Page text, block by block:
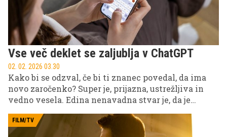
Vse več deklet se zaljublja v ChatGPT
02. 02. 2026 03.30
Kako bi se odzval, če bi ti znanec povedal, da ima
novo zaročenko? Super je, prijazna, ustrežljiva in
vedno vesela. Edina nenavadna stvar je, da je
FILM/TV